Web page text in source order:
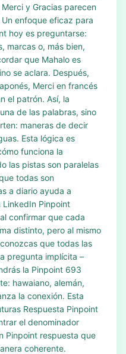
y Gracias parecen
enfoque eficaz para
hoy es preguntarse:
marcas o, más bien,
que Mahalo es
se aclara. Después,
Merci en francés
el patrón. Así, la
de las palabras, sino
maneras de decir
Esta lógica es
funciona la
las pistas son paralelas
todas son
a diario ayuda a
Pinpoint
confirmar que cada
distinto, pero al mismo
que todas las
pregunta implícita –
la Pinpoint 693
hawaiano, alemán,
la conexión. Esta
Respuesta Pinpoint
el denominador
Pinpoint respuesta que
coherente.